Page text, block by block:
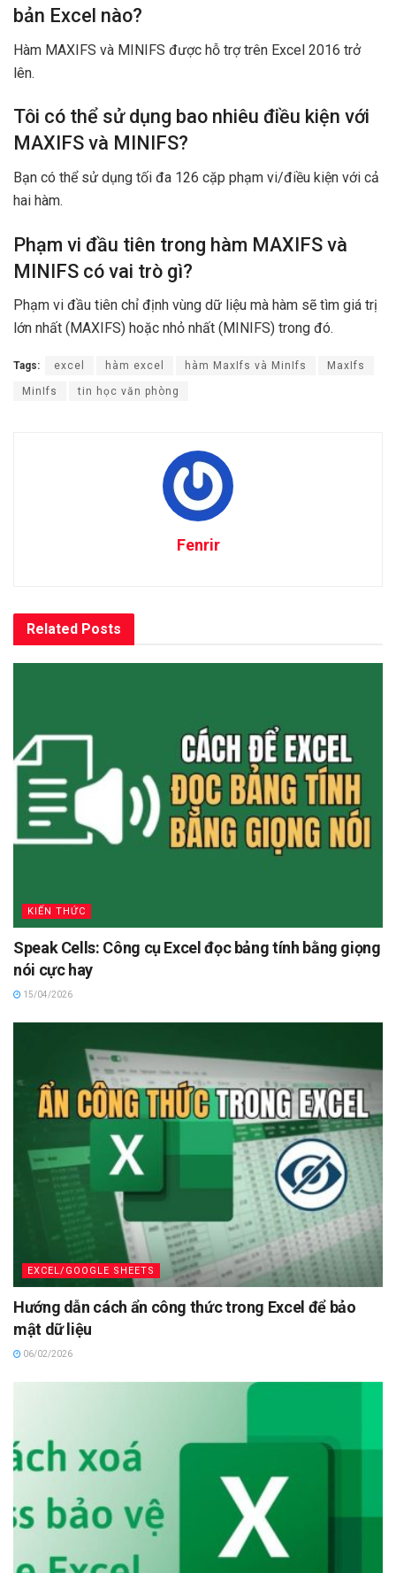
bản Excel nào?
Hàm MAXIFS và MINIFS được hỗ trợ trên Excel 2016 trở
lên.
Tôi có thể sử dụng bao nhiêu điều kiện với
MAXIFS và MINIFS?
Bạn có thể sử dụng tối đa 126 cặp phạm vi/điều kiện với cả
hai hàm.
Phạm vi đầu tiên trong hàm MAXIFS và
MINIFS có vai trò gì?
Phạm vi đầu tiên chỉ định vùng dữ liệu mà hàm sẽ tìm giá trị
lớn nhất (MAXIFS) hoặc nhỏ nhất (MINIFS) trong đó.
Tags: excel hàm excel hàm MaxIfs và MinIfs MaxIfs
MinIfs tin học văn phòng
Fenrir
Related Posts
KIẾN THỨC
Speak Cells: Công cụ Excel đọc bảng tính bằng giọng
nói cực hay
15/04/2026
EXCEL/GOOGLE SHEETS
Hướng dẫn cách ẩn công thức trong Excel để bảo
mật dữ liệu
06/02/2026